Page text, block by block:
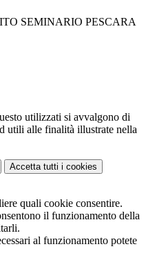
SEMINARIO PESCARA
utilizzati si avvalgono di
utili alle finalità illustrate nella
Accetta tutti i cookies
quali cookie consentire.
il funzionamento della
al funzionamento potete